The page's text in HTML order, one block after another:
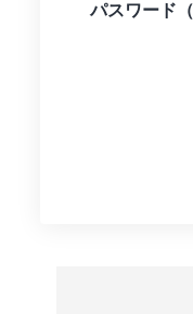
パスワード